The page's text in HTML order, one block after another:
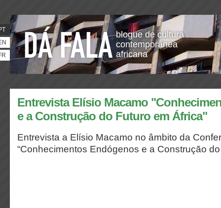
blogue de cultura
contemporânea
africana
Entrevista Elísio Macamo
e a Construção do Futuro em África"
Entrevista a Elísio Macamo no âmbito da
“Conhecimentos Endógenos e a Construção